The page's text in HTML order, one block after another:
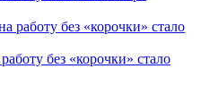
без «корочки» стало